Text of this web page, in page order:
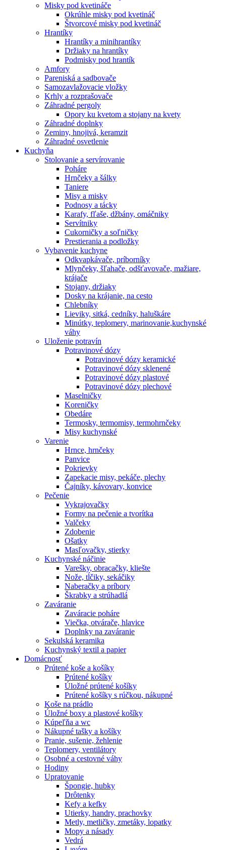
Misky pod kvetináče
Okrúhle misky pod kvetináč
Štvorcové misky pod kvetináč
Hrantíky
Hrantíky a minihrantíky
Držiaky na hrantíky
Podmisky pod hrantík
Amfory
Pareniská a sadbovače
Samozavlažovacie vložky
Krhly a rozprašovače
Záhradné pergoly
Opory ku kvetom a stojany na kvety
Záhradné doplnky
Zeminy, hnojivá, keramzit
Záhradné osvetlenie
Kuchyňa
Stolovanie a servírovanie
Poháre
Hrnčeky a šálky
Taniere
Misy a misky
Podnosy a tácky
Karafy, fľaše, džbány, omáčniky
Servítniky
Cukorničky a soľničky
Prestierania a podložky
Vybavenie kuchyne
Odkvapkávače, príborníky
Mlynčeky, šľahače, odšťavovače, mažiare,
krájače
Stojany, držiaky
Dosky na krájanie, na cesto
Chlebníky
Lieviky, sitká, cedníky, haluškáre
Minútky, teplomery, marinovanie,kuchynské
váhy
Uloženie potravín
Potravinové dózy
Potravinové dózy keramické
Potravinové dózy sklenené
Potravinové dózy plastové
Potravinové dózy plechové
Maselničky
Koreničky
Obedáre
Termosky, termomisy, termohrnčeky
Misy kuchynské
Varenie
Hrnce, hrnčeky
Panvice
Pokrievky
Zapekacie misy, pekáče, plechy
Čajníky, kávovary, konvice
Pečenie
Vykrajovačky
Formy na pečenie a tvorítka
Valčeky
Zdobenie
Ošatky
Masľovačky, stierky
Kuchynské náčinie
Varešky, obracačky, kliešte
Nože, tĺčiky, sekáčiky
Naberačky a príbory
Škrabky a strúhadlá
Zaváranie
Zaváracie poháre
Viečka, otvárače, hlavice
Doplnky na zaváranie
Sekulská keramika
Kuchynský textil a papier
Domácnosť
Prútené koše a košíky
Prútené košíky
Úložné prútené košíky
Prútené košíky s rúčkou, nákupné
Koše na prádlo
Úložné boxy a plastové košíky
Kúpeľňa a wc
Nákupné tašky a košíky
Pranie, sušenie, žehlenie
Teplomery, ventilátory
Osobné a cestovné váhy
Hodiny
Upratovanie
Špongie, hubky
Drôtenky
Kefy a kefky
Utierky, handry, prachovky
Metly, metličky, zmetáky, lopatky
Mopy a násady
Vedrá